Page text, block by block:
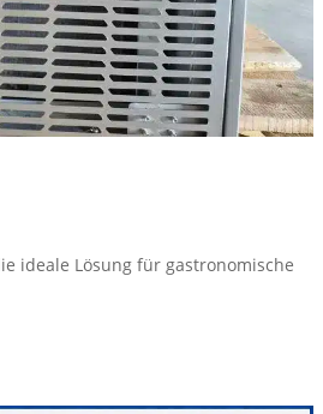
ideale Lösung für gastronomische